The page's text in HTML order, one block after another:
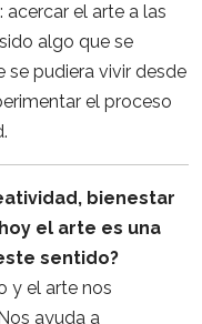
el arte a las
algo que se
se pudiera vivir desde
el proceso
bienestar
el arte es una
sentido?
y el arte nos
ayuda a